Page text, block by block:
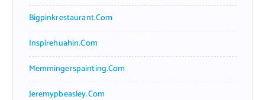
Bigpinkrestaurant.com
Inspirehuahin.com
Memmingerspainting.com
Jeremypbeasley.com